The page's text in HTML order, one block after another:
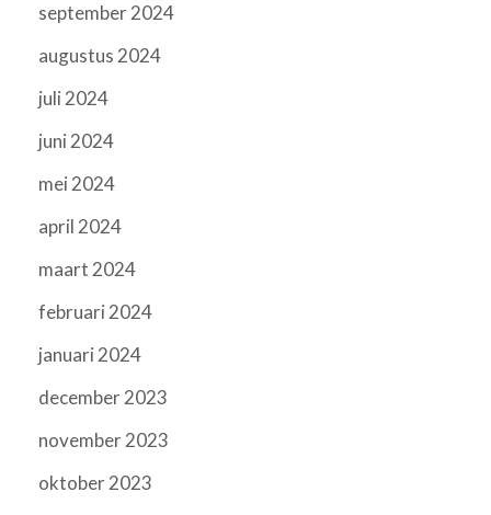
september 2024
augustus 2024
juli 2024
juni 2024
mei 2024
april 2024
maart 2024
februari 2024
januari 2024
december 2023
november 2023
oktober 2023